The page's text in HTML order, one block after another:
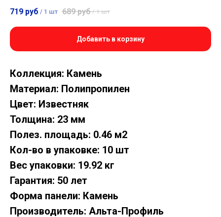
719 руб / 1 шт 689 руб / 1 шт
Добавить в корзину
Коллекция: Камень
Материал: Полипропилен
Цвет: Известняк
Толщина: 23 мм
Полез. площадь: 0.46 м2
Кол-во в упаковке: 10 шт
Вес упаковки: 19.92 кг
Гарантия: 50 лет
Форма панели: Камень
Производитель: Альта-Профиль